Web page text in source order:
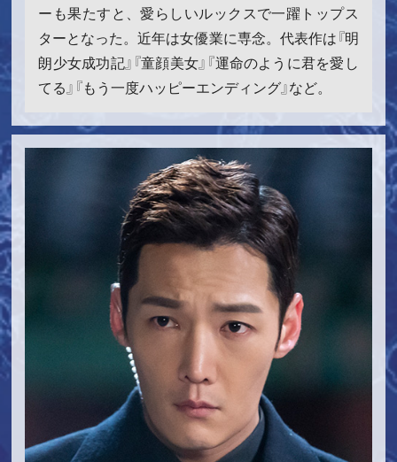
ーも果たすと、愛らしいルックスで一躍トップス
ターとなった。近年は女優業に専念。代表作は『明
朗少女成功記』『童顔美女』『運命のように君を愛し
てる』『もう一度ハッピーエンディング』など。